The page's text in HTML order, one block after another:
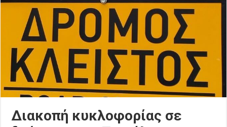
Διακοπή κυκλοφορίας σε